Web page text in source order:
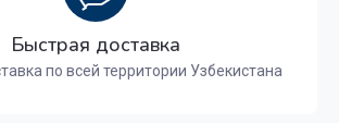
Быстрая доставка
по всей территории Узбекистана